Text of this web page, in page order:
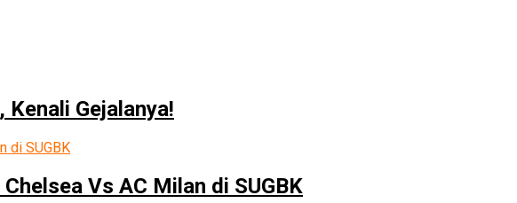
Gejalanya!
Vs AC Milan di SUGBK